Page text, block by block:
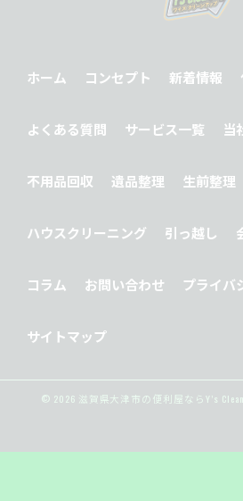
ホーム コンセプト 新着情報
よくある質問 サービス一覧 当
不用品回収 遺品整理 生前整理
ハウスクリーニング 引っ越し
コラム お問い合わせ プライバ
サイトマップ
© 2026 滋賀県大津市の便利屋ならY’s Clean